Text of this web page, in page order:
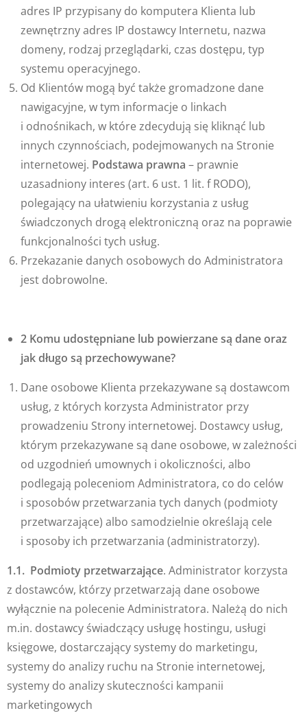
adres IP przypisany do komputera Klienta lub
zewnętrzny adres IP dostawcy Internetu, nazwa
domeny, rodzaj przeglądarki, czas dostępu, typ
systemu operacyjnego.
Od Klientów mogą być także gromadzone dane
nawigacyjne, w tym informacje o linkach
i odnośnikach, w które zdecydują się kliknąć lub
innych czynnościach, podejmowanych na Stronie
internetowej. Podstawa prawna – prawnie
uzasadniony interes (art. 6 ust. 1 lit. f RODO),
polegający na ułatwieniu korzystania z usług
świadczonych drogą elektroniczną oraz na poprawie
funkcjonalności tych usług.
Przekazanie danych osobowych do Administratora
jest dobrowolne.
2 Komu udostępniane lub powierzane są dane oraz
jak długo są przechowywane?
Dane osobowe Klienta przekazywane są dostawcom
usług, z których korzysta Administrator przy
prowadzeniu Strony internetowej. Dostawcy usług,
którym przekazywane są dane osobowe, w zależności
od uzgodnień umownych i okoliczności, albo
podlegają poleceniom Administratora, co do celów
i sposobów przetwarzania tych danych (podmioty
przetwarzające) albo samodzielnie określają cele
i sposoby ich przetwarzania (administratorzy).
1.1. Podmioty przetwarzające. Administrator korzysta
z dostawców, którzy przetwarzają dane osobowe
wyłącznie na polecenie Administratora. Należą do nich
m.in. dostawcy świadczący usługę hostingu, usługi
księgowe, dostarczający systemy do marketingu,
systemy do analizy ruchu na Stronie internetowej,
systemy do analizy skuteczności kampanii
marketingowych